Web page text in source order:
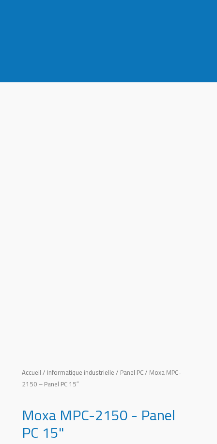
Accueil / Informatique industrielle / Panel PC/ Moxa MPC-
2150 – Panel PC 15″
Moxa MPC-2150 - Panel
PC 15"